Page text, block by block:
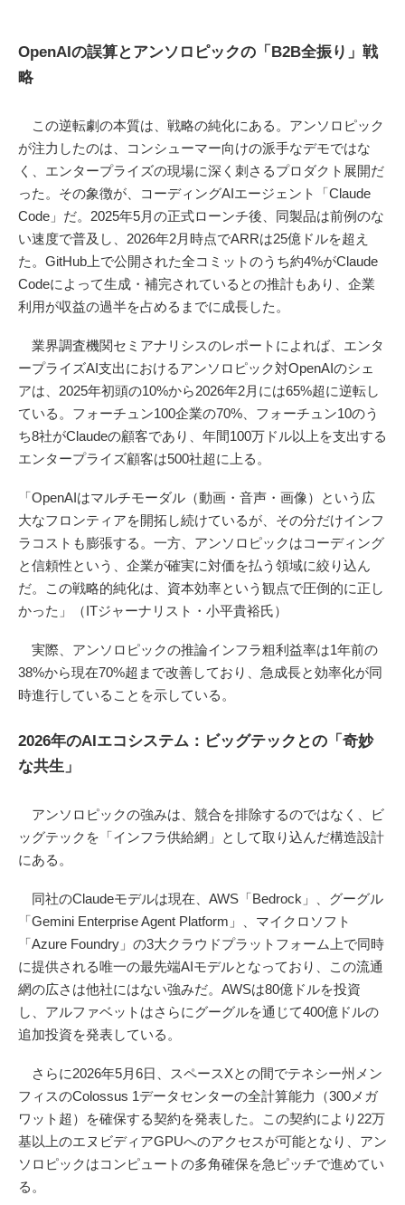
OpenAIの誤算とアンソロピックの「B2B全振り」戦
略
この逆転劇の本質は、戦略の純化にある。アンソロピック
が注力したのは、コンシューマー向けの派手なデモではな
く、エンタープライズの現場に深く刺さるプロダクト展開だ
った。その象徴が、コーディングAIエージェント「Claude
Code」だ。2025年5月の正式ローンチ後、同製品は前例のな
い速度で普及し、2026年2月時点でARRは25億ドルを超え
た。GitHub上で公開された全コミットのうち約4%がClaude
Codeによって生成・補完されているとの推計もあり、企業
利用が収益の過半を占めるまでに成長した。
業界調査機関セミアナリシスのレポートによれば、エンタ
ープライズAI支出におけるアンソロピック対OpenAIのシェ
アは、2025年初頭の10%から2026年2月には65%超に逆転し
ている。フォーチュン100企業の70%、フォーチュン10のう
ち8社がClaudeの顧客であり、年間100万ドル以上を支出する
エンタープライズ顧客は500社超に上る。
「OpenAIはマルチモーダル（動画・音声・画像）という広
大なフロンティアを開拓し続けているが、その分だけインフ
ラコストも膨張する。一方、アンソロピックはコーディング
と信頼性という、企業が確実に対価を払う領域に絞り込ん
だ。この戦略的純化は、資本効率という観点で圧倒的に正し
かった」（ITジャーナリスト・小平貴裕氏）
実際、アンソロピックの推論インフラ粗利益率は1年前の
38%から現在70%超まで改善しており、急成長と効率化が同
時進行していることを示している。
2026年のAIエコシステム：ビッグテックとの「奇妙
な共生」
アンソロピックの強みは、競合を排除するのではなく、ビ
ッグテックを「インフラ供給網」として取り込んだ構造設計
にある。
同社のClaudeモデルは現在、AWS「Bedrock」、グーグル
「Gemini Enterprise Agent Platform」、マイクロソフト
「Azure Foundry」の3大クラウドプラットフォーム上で同時
に提供される唯一の最先端AIモデルとなっており、この流通
網の広さは他社にはない強みだ。AWSは80億ドルを投資
し、アルファベットはさらにグーグルを通じて400億ドルの
追加投資を発表している。
さらに2026年5月6日、スペースXとの間でテネシー州メン
フィスのColossus 1データセンターの全計算能力（300メガ
ワット超）を確保する契約を発表した。この契約により22万
基以上のエヌビディアGPUへのアクセスが可能となり、アン
ソロピックはコンピュートの多角確保を急ピッチで進めてい
る。